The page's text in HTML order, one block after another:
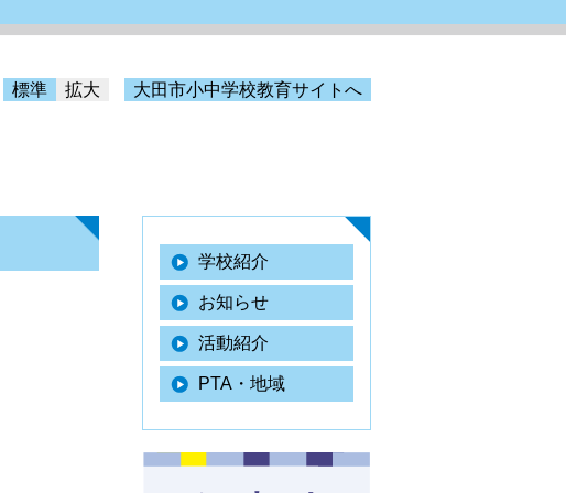
標準 拡大 大田市小中学校教育サイトへ
学校紹介
お知らせ
活動紹介
PTA・地域